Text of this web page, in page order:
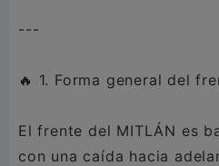
---
🔥 1. Forma general del
El frente del MITLÁN es
con una caída hacia